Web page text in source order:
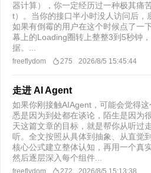
器计算），你一定经历过一种极其痛
t）。当你的接口半小时没人访问后，
如果有倒霉的用户在这个时候点了一
幕上的Loading圈转上整整3到5秒钟
据。...
freeflydom 275 2026/8/5 15:45:44
走进 AI Agent
如果你刚接触AIAgent，可能会觉得
悉是因为到处都在谈论，陌生是因为
天这篇文章的目标，就是帮你从听过
听。全文按照从具体到抽象、从直觉
核心公式建立整体认知，再用一个真
然后逐层深入每个组件...
freeflydom 272 2026/8/5 15:13:38